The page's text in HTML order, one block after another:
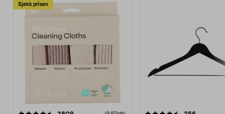
Sjekk prisen